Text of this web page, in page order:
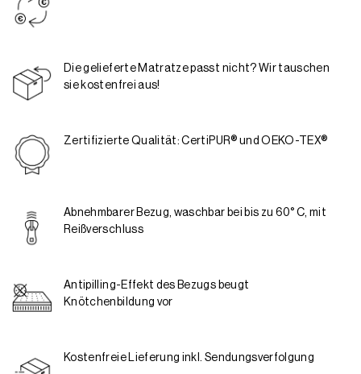
Die gelieferte Matratze passt nicht? Wir tauschen
sie kostenfrei aus!
Zertifizierte Qualität: CertiPUR® und OEKO-TEX®
Abnehmbarer Bezug, waschbar bei bis zu 60° C, mit
Reißverschluss
Antipilling-Effekt des Bezugs beugt
Knötchenbildung vor
Kostenfreie Lieferung inkl. Sendungsverfolgung